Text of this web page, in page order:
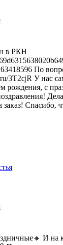
в РКН
По
3T2cjR У нас
рождения, с
заказ! Спасибо,
И на